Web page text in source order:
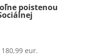
poistenou
eur.